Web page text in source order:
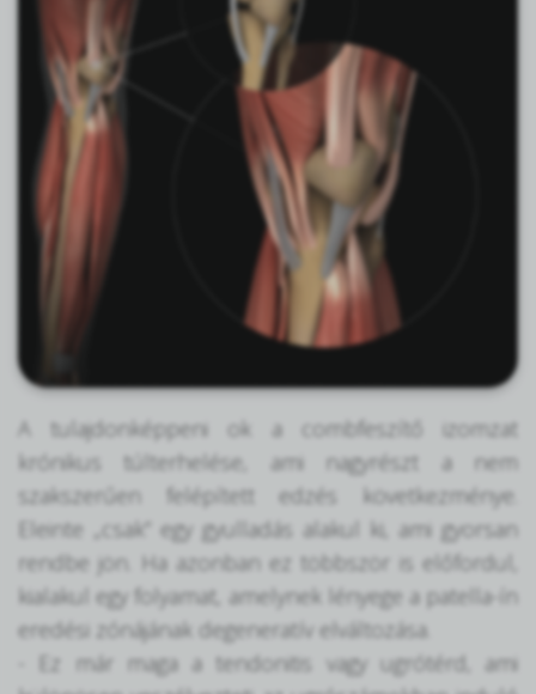
A tulajdonképpeni ok a combfeszítő izomzat
krónikus túlterhelése, ami nagyrészt a nem
szakszerűen felépített edzés következménye.
Eleinte „csak” egy gyulladás alakul ki, ami gyorsan
rendbe jön. Ha azonban ez többször is előfordul,
kialakul egy folyamat, amelynek lényege a patella-ín
eredési zónájának degeneratív elváltozása.
- Ez már maga a tendonitis vagy ugrótérd, ami